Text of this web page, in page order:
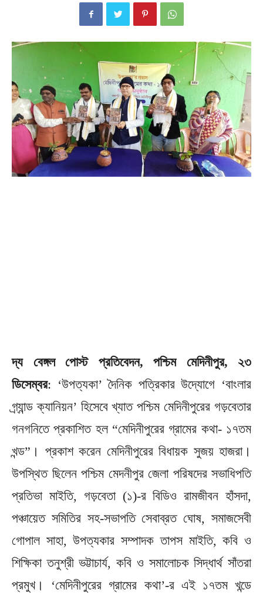
দ্য বেঙ্গল পোস্ট প্রতিবেদন, পশ্চিম মেদিনীপুর, ২৩
ডিসেম্বর: ‘উপত্যকা’ দৈনিক পত্রিকার উদ্যোগে ‘বাংলার
গ্র্যান্ড ক্যানিয়ন’ হিসেবে খ্যাত পশ্চিম মেদিনীপুরের গড়বেতার
গনগনিতে প্রকাশিত হল “মেদিনীপুরের গ্রামের কথা- ১৭তম
খন্ড”। প্রকাশ করেন মেদিনীপুরের বিধায়ক সুজয় হাজরা।
উপস্থিত ছিলেন পশ্চিম মেদনীপুর জেলা পরিষদের সভাধিপতি
প্রতিভা মাইতি, গড়বেতা (১)-র বিডিও রামজীবন হাঁসদা,
পঞ্চায়েত সমিতির সহ-সভাপতি সেবাব্রত ঘোষ, সমাজসেবী
গোপাল সাহা, উপত্যকার সম্পাদক তাপস মাইতি, কবি ও
শিক্ষিকা তনুশ্রী ভট্টাচার্য, কবি ও সমালোচক সিদ্ধার্থ সাঁতরা
প্রমুখ। ‘মেদিনীপুরের গ্রামের কথা’-র এই ১৭তম খন্ডে